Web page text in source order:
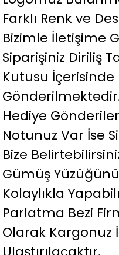
Farklı Renk ve
Bizimle İletişime
Siparişiniz Diriliş
Kutusu
Hediye
Notunuz Var İse
Bize
Gümüş
Kolaylıkla
Parlatma Bezi
Olarak Kargonuz